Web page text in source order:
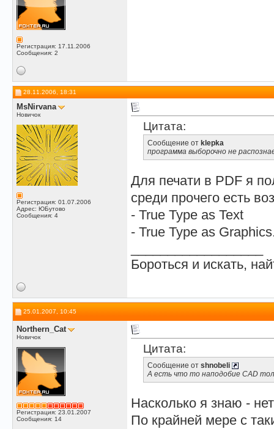
Регистрация: 17.11.2006
Сообщения: 2
28.11.2006, 18:31
MsNirvana
Новичок
Регистрация: 01.07.2006
Адрес: ЮБутово
Сообщения: 4
Цитата:
Сообщение от klepka
программа выборочно не
Для печати в PDF я
среди прочего есть
- True Type as Text
- True Type as
Бороться и искать,
25.01.2007, 10:45
Northern_Cat
Новичок
Регистрация: 23.01.2007
Сообщения: 14
Цитата:
Сообщение от shnobeli
А есть что то наподобие CAD
Насколько я знаю -
По крайней мере с